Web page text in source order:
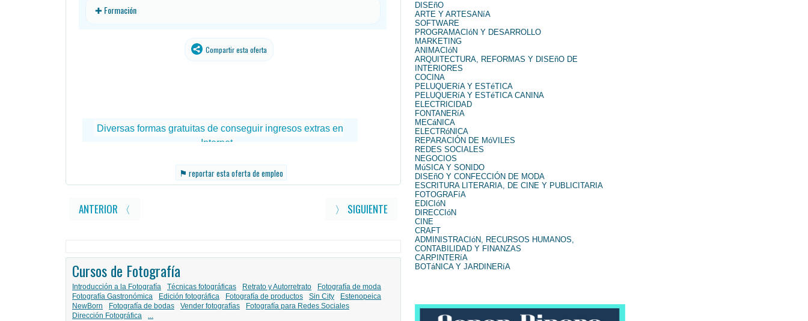
✚ Formación
Compartir esta oferta
⚑ reportar esta oferta de empleo
ANTERIOR 〈 〉 SIGUIENTE
Cursos de Fotografía
Introducción a la Fotografía Técnicas fotográficas Retrato y Autorretrato
Fotografía de moda
Fotografía Gastronómica
Edición fotográfica Fotografía de productos Sin City
Estenopeica
NewBorn
Fotografía de bodas Vender fotografías
Fotografía para Redes Sociales
Dirección Fotográfica
...
DISEñO
ARTE Y ARTESANíA
SOFTWARE
PROGRAMACIóN Y DESARROLLO
MARKETING
ANIMACIóN
ARQUITECTURA, REFORMAS Y DISEñO DE
INTERIORES
COCINA
PELUQUERíA Y ESTéTICA
PELUQUERíA Y ESTéTICA CANINA
ELECTRICIDAD
FONTANERíA
MECáNICA
ELECTRóNICA
REPARACIÓN DE MóVILES
REDES SOCIALES
NEGOCIOS
MúSICA Y SONIDO
DISEñO Y CONFECCIÓN DE MODA
ESCRITURA LITERARIA, DE CINE Y PUBLICITARIA
FOTOGRAFíA
EDICIóN
DIRECCIóN
CINE
CRAFT
ADMINISTRACIóN, RECURSOS HUMANOS,
CONTABILIDAD Y FINANZAS
CARPINTERíA
BOTáNICA Y JARDINERíA